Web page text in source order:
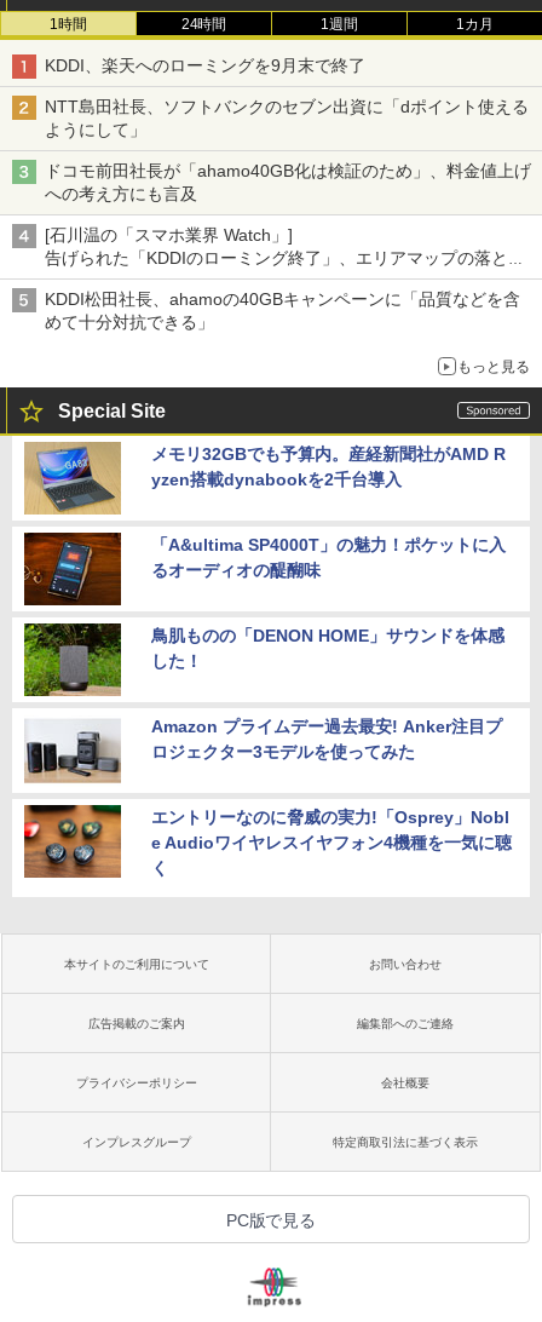
1時間 24時間 1週間 1カ月
KDDI、楽天へのローミングを9月末で終了
NTT島田社長、ソフトバンクのセブン出資に「dポイント使える
ようにして」
ドコモ前田社長が「ahamo40GB化は検証のため」、料金値上げ
への考え方にも言及
[石川温の「スマホ業界 Watch」]
告げられた「KDDIのローミング終了」、エリアマップの落とし
穴と楽天モバイルの課題
KDDI松田社長、ahamoの40GBキャンペーンに「品質などを含
めて十分対抗できる」
もっと見る
Special Site
メモリ32GBでも予算内。産経新聞社がAMD R
yzen搭載dynabookを2千台導入
「A&ultima SP4000T」の魅力！ポケットに入
るオーディオの醍醐味
鳥肌ものの「DENON HOME」サウンドを体感
した！
Amazon プライムデー過去最安! Anker注目プ
ロジェクター3モデルを使ってみた
エントリーなのに脅威の実力!「Osprey」Nobl
e Audioワイヤレスイヤフォン4機種を一気に聴
く
本サイトのご利用について お問い合わせ
広告掲載のご案内 編集部へのご連絡
プライバシーポリシー 会社概要
インプレスグループ 特定商取引法に基づく表示
PC版で見る